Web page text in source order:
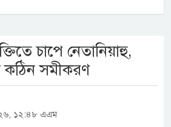
চাপে নেতানিয়াহু,
কঠিন সমীকরণ
১২:৪৮ এএম